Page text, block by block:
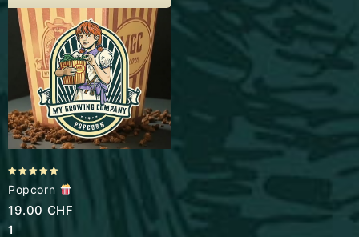
out of 5
Popcorn
19.00 CHF
1